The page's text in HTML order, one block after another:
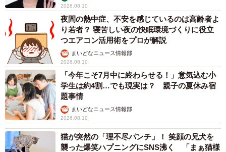
2026.08.10
夜間の熱中症、不安を感じているのは高齢者よ
り若者？ 寝苦しい夜の快眠環境づくりに役立
つエアコン活用術をプロが解説
まいどなニュース情報部
2026.08.10
「今年こそ7月中に終わらせる！」意気込む小
学生は約4割…でも現実は？ 親子の夏休み宿
題事情
まいどなニュース情報部
2026.08.10
猫が突然の「理不尽パンチ」！ 笑顔の兄犬を
襲った爆笑ハプニングにSNS沸く 「まぁ猫様